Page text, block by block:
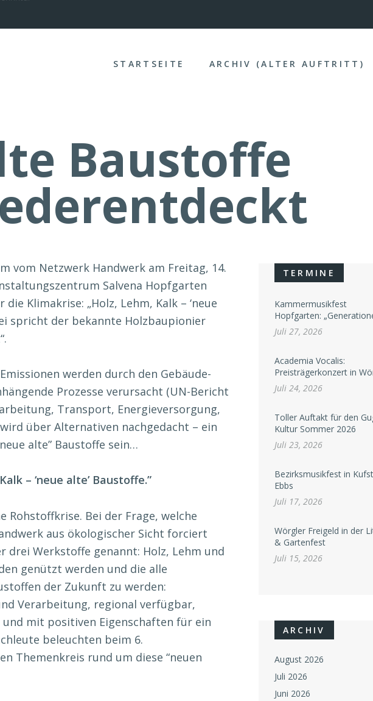
STARTSEITE ARCHIV (ALTER AUFTRITT)
Baustoffe
vom Netzwerk Handwerk am Freitag, 14.
Salvena Hopfgarten
Klimakrise: „Holz, Lehm, Kalk – ‘neue
spricht der bekannte Holzbaupionier
werden durch den Gebäude-
Prozesse verursacht (UN-Bericht
Transport, Energieversorgung,
über Alternativen nachgedacht – ein
alte” Baustoffe sein…
– ‘neue alte’ Baustoffe.”
Rohstoffkrise. Bei der Frage, welche
aus ökologischer Sicht forciert
drei Werkstoffe genannt: Holz, Lehm und
genützt werden und die alle
der Zukunft zu werden:
Verarbeitung, regional verfügbar,
mit positiven Eigenschaften für ein
beleuchten beim 6.
Themenkreis rund um diese “neuen
TERMINE
Kammermusikfest
Hopfgarten:
Juli 27, 2026
Academia Vocalis:
Preisträgerkonzert in
Juli 24, 2026
Toller Auftakt für den
Kultur Sommer 2026
Juli 23, 2026
Bezirksmusikfest in
Ebbs
Juli 17, 2026
Wörgler Freigeld in der
& Gartenfest
Juli 15, 2026
ARCHIV
August 2026
Juli 2026
Juni 2026